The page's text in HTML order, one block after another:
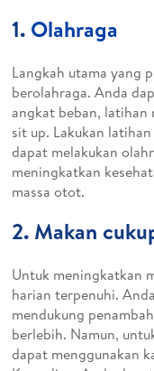
1. Olahraga
Langkah utama yang
berolahraga. Anda
angkat beban, latihan
sit up. Lakukan
dapat melakukan
meningkatkan
massa otot.
2. Makan
Untuk meningkatkan
harian terpenuhi.
mendukung
berlebih. Namun,
dapat menggunakan